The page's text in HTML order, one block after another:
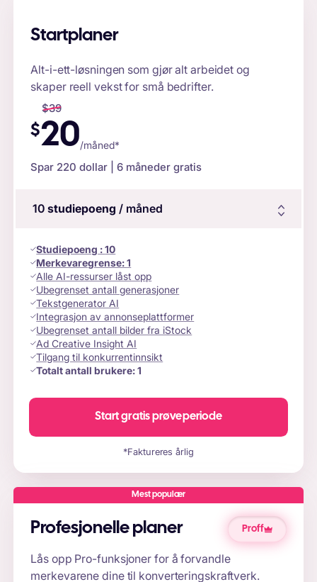
Startplaner
Alt-i-ett-løsningen som gjør alt arbeidet og
skaper reell vekst for små bedrifter.
$39
$20/måned*
Spar 220 dollar | 6 måneder gratis
10 studiepoeng / måned
Studiepoeng :10
Merkevaregrense:1
Alle AI-ressurser låst opp
Ubegrenset antall generasjoner
Tekstgenerator AI
Integrasjon av annonseplattformer
Ubegrenset antall bilder fra iStock
Ad Creative Insight AI
Tilgang til konkurrentinnsikt
Totalt antall brukere:1
Start gratis prøveperiode
*Faktureres årlig
Mest populær
Profesjonelle planer Proff
Lås opp Pro-funksjoner for å forvandle
merkevarene dine til konverteringskraftverk.